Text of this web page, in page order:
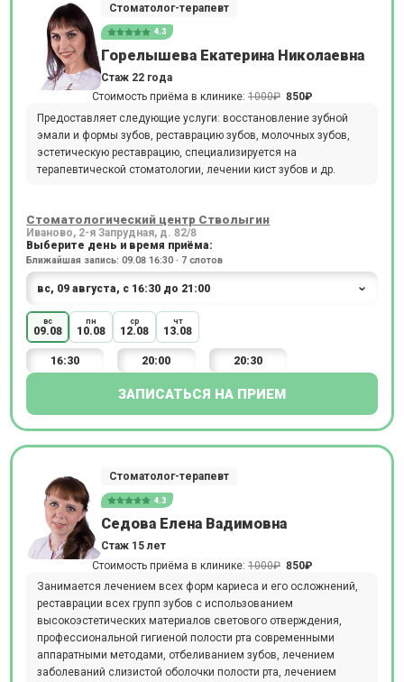
Стоматолог-терапевт
4.3
Горелышева Екатерина Николаевна
Стаж 22 года
Стоимость приёма в клинике: 1000₽ 850₽
Предоставляет следующие услуги: восстановление зубной
эмали и формы зубов, реставрацию зубов, молочных зубов,
эстетическую реставрацию, специализируется на
терапевтической стоматологии, лечении кист зубов и др.
Стоматологический центр Стволыгин
Иваново, 2-я Запрудная, д. 82/8
Выберите день и время приёма:
Ближайшая запись: 09.08 16:30 · 7 слотов
вс
09.08
пн
10.08
ср
12.08
чт
13.08
16:30 20:00 20:30
ЗАПИСАТЬСЯ НА ПРИЕМ
Стоматолог-терапевт
4.3
Седова Елена Вадимовна
Стаж 15 лет
Стоимость приёма в клинике: 1000₽ 850₽
Занимается лечением всех форм кариеса и его осложнений,
реставрации всех групп зубов с использованием
высокоэстетических материалов светового отверждения,
профессиональной гигиеной полости рта современными
аппаратными методами, отбеливанием зубов, лечением
заболеваний слизистой оболочки полости рта, лечением